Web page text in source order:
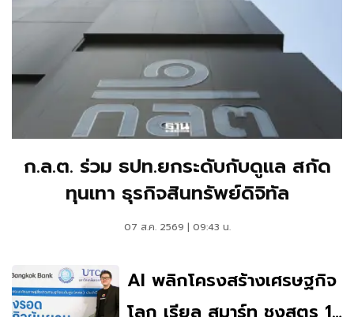
ก.ล.ต. ร่วม ธปท.ยกระดับกับดูแล สกัด
ทุนเทา ธุรกิจสินทรัพย์ดิจิทัล
07 ส.ค. 2569 | 09:43 น.
AI พลิกโครงสร้างเศรษฐกิจ